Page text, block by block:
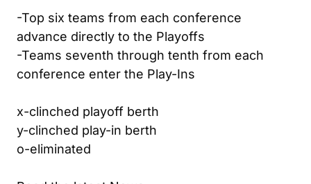
-Top six teams from each conference
advance directly to the Playoffs
-Teams seventh through tenth from each
conference enter the Play-Ins
x-clinched playoff berth
y-clinched play-in berth
o-eliminated